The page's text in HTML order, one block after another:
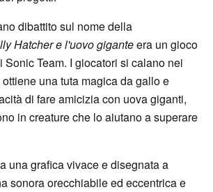
dibattito sul nome della
Hatcher e l'uovo giganteera un gioco
Sonic Team. I giocatori si calano nei
una tuta magica da gallo e
di fare amicizia con uova giganti,
in creature che lo aiutano a superare
una grafica vivace e disegnata a
sonora orecchiabile ed eccentrica e